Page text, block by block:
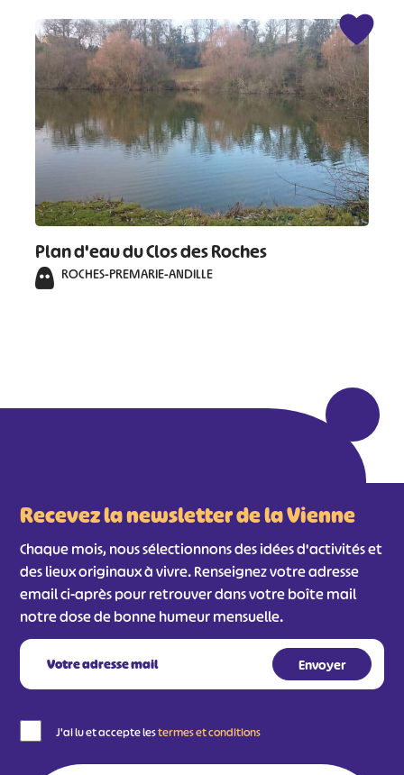
Plan d'eau du Clos des Roches
ROCHES-PREMARIE-ANDILLE
Recevez la newsletter de la Vienne
Chaque mois, nous sélectionnons des idées d'activités et
des lieux originaux à vivre. Renseignez votre adresse
email ci-après pour retrouver dans votre boîte mail
notre dose de bonne humeur mensuelle.
J'ai lu et accepte lestermes et conditions